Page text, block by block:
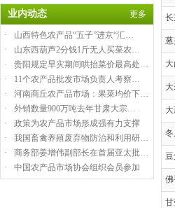
业内动态 更多
·
山西特色农产品“五子”进京“汇…
·
山东西葫芦2分钱1斤无人买菜农…
·
贵阳规定旱灾期间哄抬菜价最高处…
·
11个农产品批发市场负责人考察…
·
河南商丘农产品市场：果菜均价下…
·
外销数量900万吨去年甘肃大宗…
·
政策为农产品市场形成强有力支撑
·
我国畜禽养殖废弃物防治和利用研…
·
商务部姜增伟副部长在首届亚太批…
·
中国农产品市场协会组织会员参加
冬
豆
佛